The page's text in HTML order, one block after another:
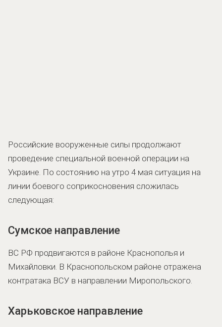
Российские вооруженные силы продолжают
проведение специальной военной операции на
Украине. По состоянию на утро 4 мая ситуация на
линии боевого соприкосновения сложилась
следующая:
Сумское направление
ВС РФ продвигаются в районе Краснополья и
Михайловки. В Краснопольском районе отражена
контратака ВСУ в направлении Миропольского.
Харьковское направление